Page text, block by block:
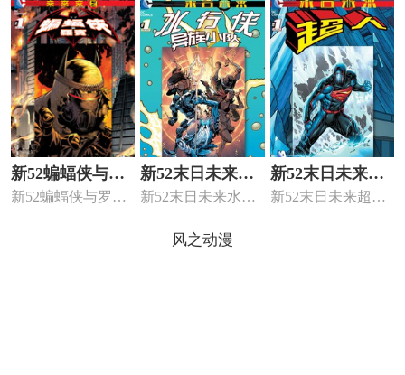
日未...
的漂泊？...
新52蝙蝠侠与罗
宾未来末日
新52蝙蝠侠与罗宾
新52末日未来水
行侠与异族小队
新52末日未来水行
简介新...
新52末日未来超
人
新52末日未来超人
风之动漫